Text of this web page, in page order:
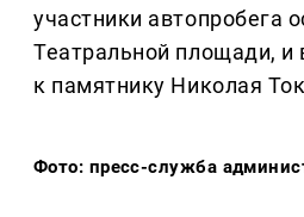
участники автопробега
Театральной площади,
к памятнику Николая
Фото: пресс-служба